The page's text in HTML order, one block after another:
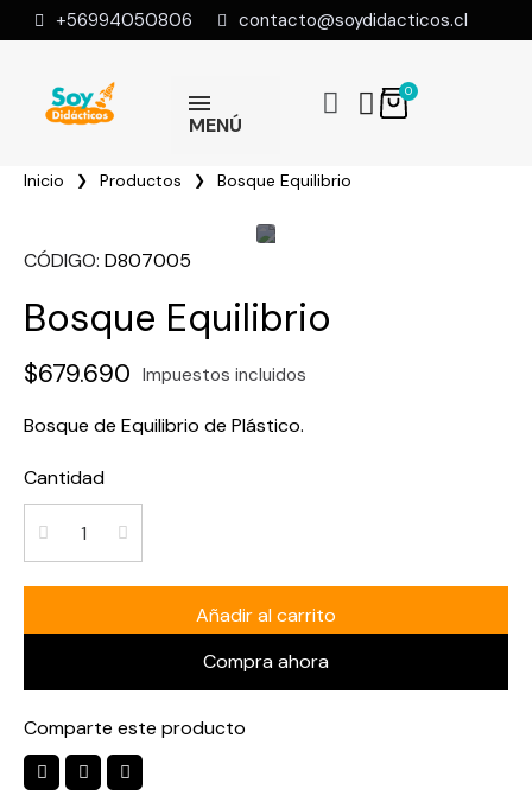
+56994050806 contacto@soydidacticos.cl
MENÚ
Inicio Productos Bosque Equilibrio
CÓDIGO D807005
Bosque Equilibrio
$679.690 Impuestos incluidos
Bosque de Equilibrio de Plástico.
Cantidad
Añadir al carrito
Compra ahora
Comparte este producto